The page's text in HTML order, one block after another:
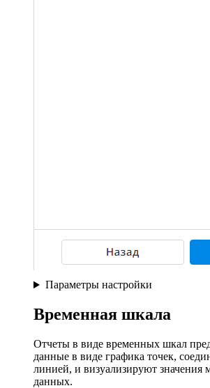
Параметры настройки
Временная шкала
Отчеты в виде временных шкал
данные в виде графика точек,
линией, и визуализируют значения
данных.